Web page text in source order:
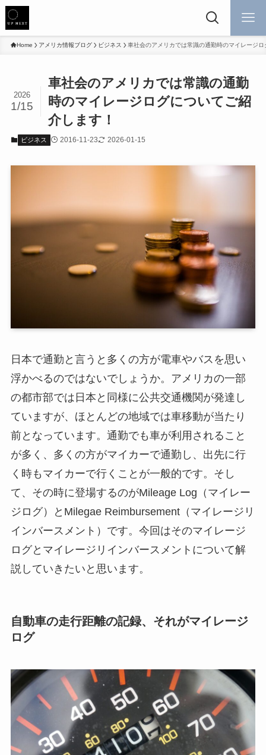
Home アメリカ情報ブログ ビジネス 車社会のアメリカでは常識の通勤時のマイレージ
車社会のアメリカでは常識の通勤
時のマイレージログについてご紹
介します！
2026
1/15
ビジネス 2016-11-23 2026-01-15
日本で通勤と言うと多くの方が電車やバスを思い
浮かべるのではないでしょうか。アメリカの一部
の都市部では日本と同様に公共交通機関が発達し
ていますが、ほとんどの地域では車移動が当たり
前となっています。通勤でも車が利用されること
が多く、多くの方がマイカーで通勤し、出先に行
く時もマイカーで行くことが一般的です。そし
て、その時に登場するのがMileage Log（マイレー
ジログ）とMilegae Reimbursement（マイレージリ
インバースメント）です。今回はそのマイレージ
ログとマイレージリインバースメントについて解
説していきたいと思います。
自動車の走行距離の記録、それがマイレージ
ログ